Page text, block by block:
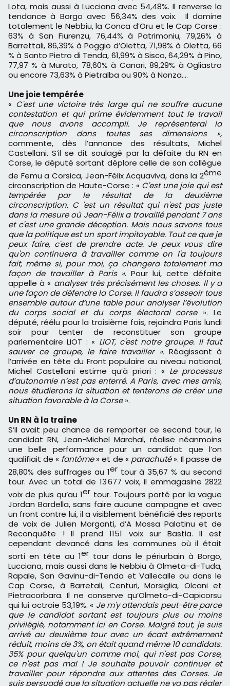
Lota, mais aussi à Lucciana avec 54,48%. Il renverse la
tendance à Borgo avec 56,34% des voix. Il domine
totalement le Nebbiu, la Conca d’Oru et le Cap Corse :
63% à San Fiurenzu, 76,44% à Patrimoniu, 79,26% à
Barrettali, 86,39% à Poggio d’Oletta, 71,98% à Oletta, 66
% à Santo Pietro di Tenda, 61,99% à Sisco, 64,29% à Pino,
77,97 % à Murato, 78,60% à Canari, 89,29% à Ogliastro
ou encore 73,63% à Pietralba ou 90% à Nonza....
Une joie tempérée
« C'est une victoire très large qui ne souffre aucune
contestation et qui prime évidemment tout le travail
que nous avons accompli. Je représenterai la
circonscription dans toutes ses dimensions»,
commente, dès l’annonce des résultats, Michel
Castellani. S’il se dit soulagé par la défaite du RN en
Corse, le député sortant déplore celle de son collègue
de Femu a Corsica, Jean-Félix Acquaviva, dans la 2ème
circonscription de Haute-Corse : « C'est une joie qui est
tempérée par le résultat de la deuxième
circonscription. C 'est un résultat qui n'est pas juste
dans la mesure où Jean-Félix a travaillé pendant 7 ans
et c'est une grande déception. Mais nous savons tous
que la politique est un sport impitoyable. Tout ce que je
peux faire, c'est de prendre acte. Je peux vous dire
qu'on continuera à travailler comme on l'a toujours
fait, même si, pour moi, ça changera totalement ma
façon de travailler à Paris ». Pour lui, cette défaite
appelle à « analyser très précisément les choses. Il y a
une façon de défendre la Corse. Il faudra s’asseoir tous
ensemble autour d’une table pour analyser l’évolution
du corps social et du corps électoral corse». Le
député, réélu pour la troisième fois, rejoindra Paris lundi
soir pour tenter de reconstituer son groupe
parlementaire LIOT : « LIOT, c'est notre groupe. Il faut
sauver ce groupe, le faire travailler». Réagissant à
l’arrivée en tête du Front populaire au niveau national,
Michel Castellani estime qu’à priori : « Le processus
d’autonomie n’est pas enterré. A Paris, avec mes amis,
nous étudierons la situation et tenterons de créer une
situation favorable à la Corse».
Un RN à la traîne
S’il avait peu chance de remporter ce second tour, le
candidat RN, Jean-Michel Marchal, réalise néanmoins
une belle performance pour un candidat que l’on
qualifiait de « fantôme» et de « parachuté». Il passe de
28,80% des suffrages au 1ertour à 35,67 % au second
tour. Avec un total de 13 677 voix, il emmagasine 2822
voix de plus qu’au 1er tour. Toujours porté par la vague
Jordan Bardella, sans faire aucune campagne et avec
un front contre lui, il a visiblement bénéficié des reports
de voix de Julien Morganti, d’A Mossa Palatinu et de
Reconquête ! Il prend 1151 voix sur Bastia. Il est
cependant devancé dans les communes où il était
sorti en tête au 1ertour dans le périurbain à Borgo,
Lucciana, mais aussi dans le Nebbiu à Olmeta-di-Tuda,
Rapale, San Gavinu-di-Tenda et Vallecalle ou dans le
Cap Corse, à Barretali, Centuri, Morsiglia, Olcani et
Pietracorbara. Il ne conserve qu’Olmeto-di-Capicorsu
qui lui octroie 53,19%. « Je m'y attendais peut-être parce
que le candidat sortant est toujours plus ou moins
privilégié, notamment ici en Corse. Malgré tout, je suis
arrivé au deuxième tour avec un écart extrêmement
réduit, moins de 3%, on était quand même 10 candidats.
35% pour quelqu'un comme moi, qui n'est pas Corse,
ce n'est pas mal ! Je souhaite pouvoir continuer et
travailler pour répondre aux attentes des Corses. Je
suis persuadé que la situation actuelle ne va pas régler